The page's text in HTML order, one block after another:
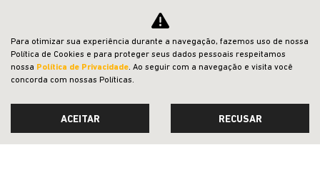
Para otimizar sua experiência durante a navegação, fazemos uso de nossa
Política de Cookies e para proteger seus dados pessoais respeitamos
nossa Política de Privacidade. Ao seguir com a navegação e visita você
concorda com nossas Políticas.
ACEITAR RECUSAR